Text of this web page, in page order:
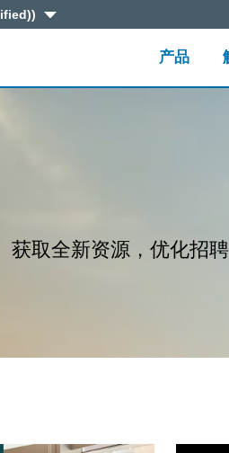
产品
获取全新资源，优化招